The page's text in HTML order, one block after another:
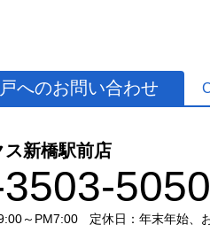
へのお問い合わせ
ス新橋駅前店
5050
～PM7:00
定休日：年末年始、